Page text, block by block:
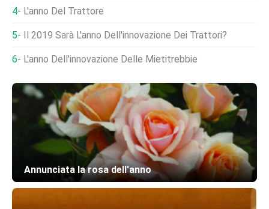
L'anno Del Trattore
Il 2019 Sarà L'anno Dell'innovazione Dei Trattori?
L'anno Dell'innovazione Delle Mietitrebbie
Annunciata la rosa dell'anno